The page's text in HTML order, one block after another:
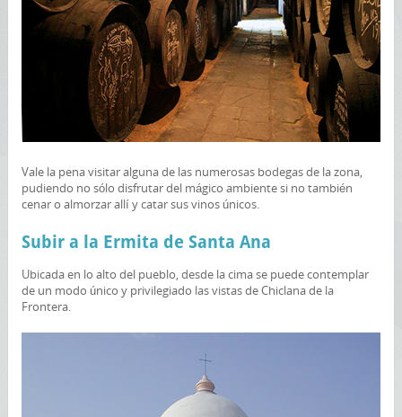
Vale la pena visitar alguna de las numerosas bodegas de la zona,
pudiendo no sólo disfrutar del mágico ambiente si no también
cenar o almorzar allí y catar sus vinos únicos.
Subir a la Ermita de Santa Ana
Ubicada en lo alto del pueblo, desde la cima se puede contemplar
de un modo único y privilegiado las vistas de Chiclana de la
Frontera.